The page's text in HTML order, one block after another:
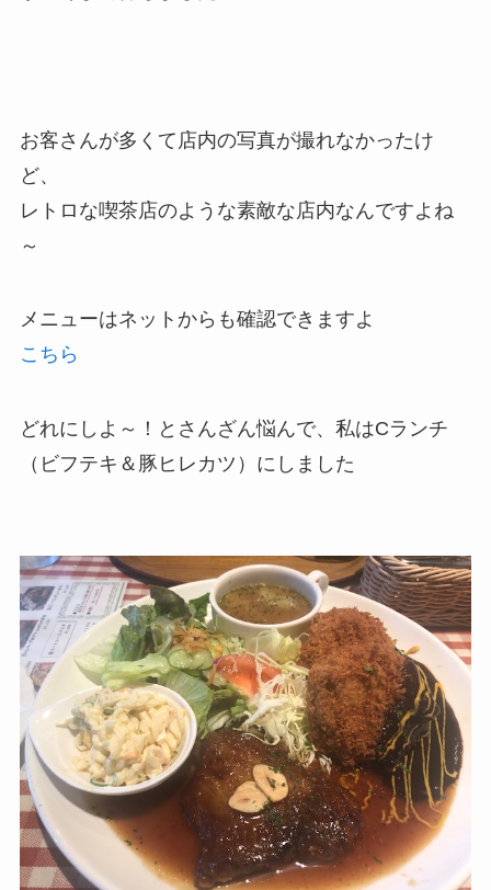
お客さんが多くて店内の写真が撮れなかったけ
ど、
レトロな喫茶店のような素敵な店内なんですよね
～
メニューはネットからも確認できますよ
こちら
どれにしよ～！とさんざん悩んで、私はCランチ
（ビフテキ＆豚ヒレカツ）にしました